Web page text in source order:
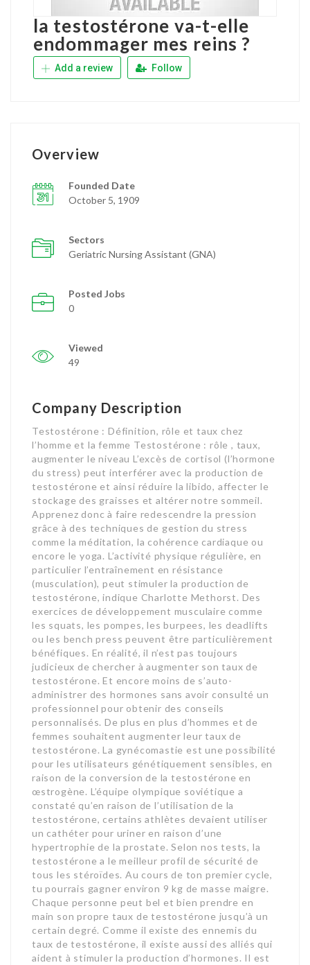
la testostérone va-t-elle
endommager mes reins ?
Add a review Follow
Overview
Founded Date
October 5, 1909
Sectors
Geriatric Nursing Assistant (GNA)
Posted Jobs
0
Viewed
49
Company Description
Testostérone : Définition, rôle et taux chez
l’homme et la femme Testostérone : rôle , taux,
augmenter le niveau L’excès de cortisol (l’hormone
du stress) peut interférer avec la production de
testostérone et ainsi réduire la libido, affecter le
stockage des graisses et altérer notre sommeil.
Apprenez donc à faire redescendre la pression
grâce à des techniques de gestion du stress
comme la méditation, la cohérence cardiaque ou
encore le yoga. L’activité physique régulière, en
particulier l’entraînement en résistance
(musculation), peut stimuler la production de
testostérone, indique Charlotte Methorst. Des
exercices de développement musculaire comme
les squats, les pompes, les burpees, les deadlifts
ou les bench press peuvent être particulièrement
bénéfiques. En réalité, il n’est pas toujours
judicieux de chercher à augmenter son taux de
testostérone. Et encore moins de s’auto-
administrer des hormones sans avoir consulté un
professionnel pour obtenir des conseils
personnalisés. De plus en plus d’hommes et de
femmes souhaitent augmenter leur taux de
testostérone. La gynécomastie est une possibilité
pour les utilisateurs génétiquement sensibles, en
raison de la conversion de la testostérone en
œstrogène. L’équipe olympique soviétique a
constaté qu’en raison de l’utilisation de la
testostérone, certains athlètes devaient utiliser
un cathéter pour uriner en raison d’une
hypertrophie de la prostate. Selon nos tests, la
testostérone a le meilleur profil de sécurité de
tous les stéroïdes. Au cours de ton premier cycle,
tu pourrais gagner environ 9 kg de masse maigre.
Chaque personne peut bel et bien prendre en
main son propre taux de testostérone jusqu’à un
certain degré. Comme il existe des ennemis du
taux de testostérone, il existe aussi des alliés qui
aident à stimuler la production d’hormones. Il est